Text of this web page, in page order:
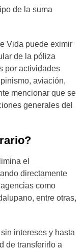
de la suma
Vida puede eximir
de la póliza
por actividades
aviación,
mencionar que se
generales del
el
directamente
como
entre otras,
intereses y hasta
de transferirlo a